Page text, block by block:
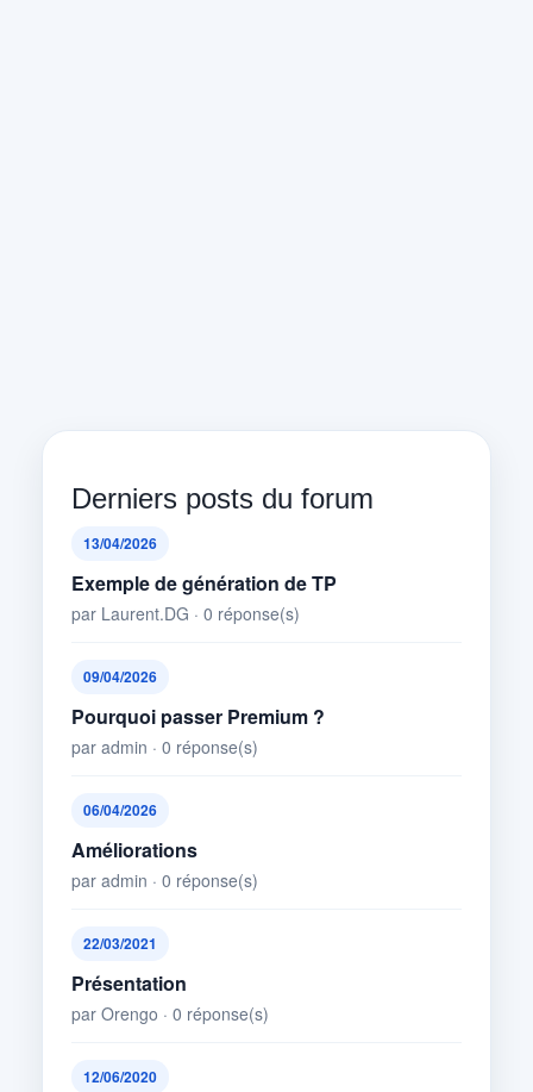
Derniers posts du forum
13/04/2026
Exemple de génération de TP
par Laurent.DG · 0 réponse(s)
09/04/2026
Pourquoi passer Premium ?
par admin · 0 réponse(s)
06/04/2026
Améliorations
par admin · 0 réponse(s)
22/03/2021
Présentation
par Orengo · 0 réponse(s)
12/06/2020